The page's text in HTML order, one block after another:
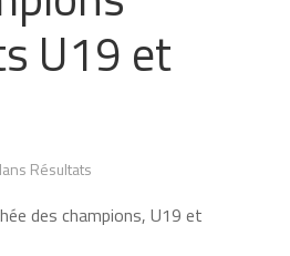
U19 et
Résultats
des champions, U19 et